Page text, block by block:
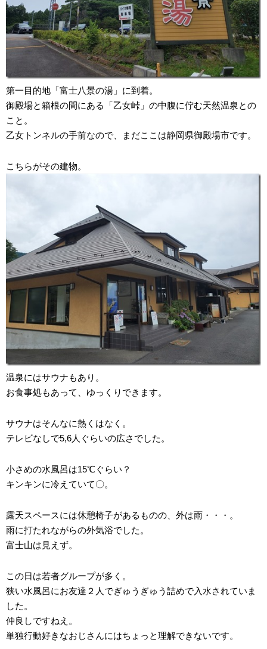
第一目的地「富士八景の湯」に到着。
御殿場と箱根の間にある「乙女峠」の中腹に佇む天然温泉との
こと。
乙女トンネルの手前なので、まだここは静岡県御殿場市です。
こちらがその建物。
温泉にはサウナもあり。
お食事処もあって、ゆっくりできます。
サウナはそんなに熱くはなく。
テレビなしで5,6人ぐらいの広さでした。
小さめの水風呂は15℃ぐらい？
キンキンに冷えていて〇。
露天スペースには休憩椅子があるものの、外は雨・・・。
雨に打たれながらの外気浴でした。
富士山は見えず。
この日は若者グループが多く。
狭い水風呂にお友達２人でぎゅうぎゅう詰めで入水されていま
した。
仲良しですねえ。
単独行動好きなおじさんにはちょっと理解できないです。